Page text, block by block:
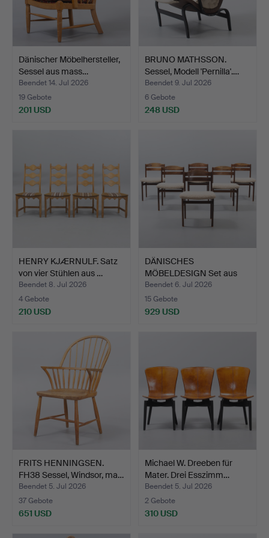
Dänischer Möbelhersteller,
Sessel aus mass…
Beendet 14. Jul 2026
19 Gebote
201 USD
BRUNO MATHSSON.
Sessel, Modell 'Pernilla'.…
Beendet 9. Jul 2026
6 Gebote
248 USD
HENRY KJÆRNULF. Satz
von vier Stühlen aus …
Beendet 8. Jul 2026
4 Gebote
210 USD
DÄNISCHES
MÖBELDESIGN Set aus
sechs Stühle…
Beendet 6. Jul 2026
15 Gebote
929 USD
FRITS HENNINGSEN.
FH38 Sessel, Windsor, ma…
Beendet 5. Jul 2026
37 Gebote
651 USD
Michael W. Dreeben für
Mater. Drei Esszimm…
Beendet 5. Jul 2026
2 Gebote
310 USD